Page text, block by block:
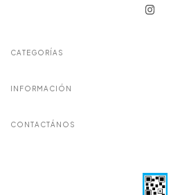
CATEGORÍAS
INFORMACIÓN
CONTACTÁNOS